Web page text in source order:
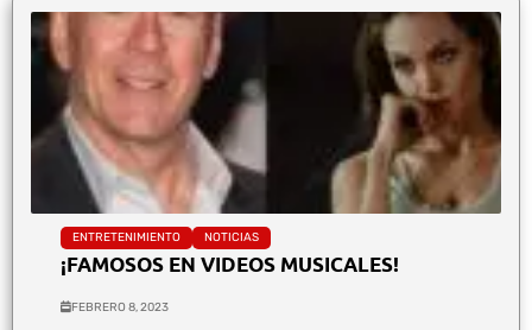
ENTRETENIMIENTO NOTICIAS
¡FAMOSOS EN VIDEOS MUSICALES!
FEBRERO 8, 2023